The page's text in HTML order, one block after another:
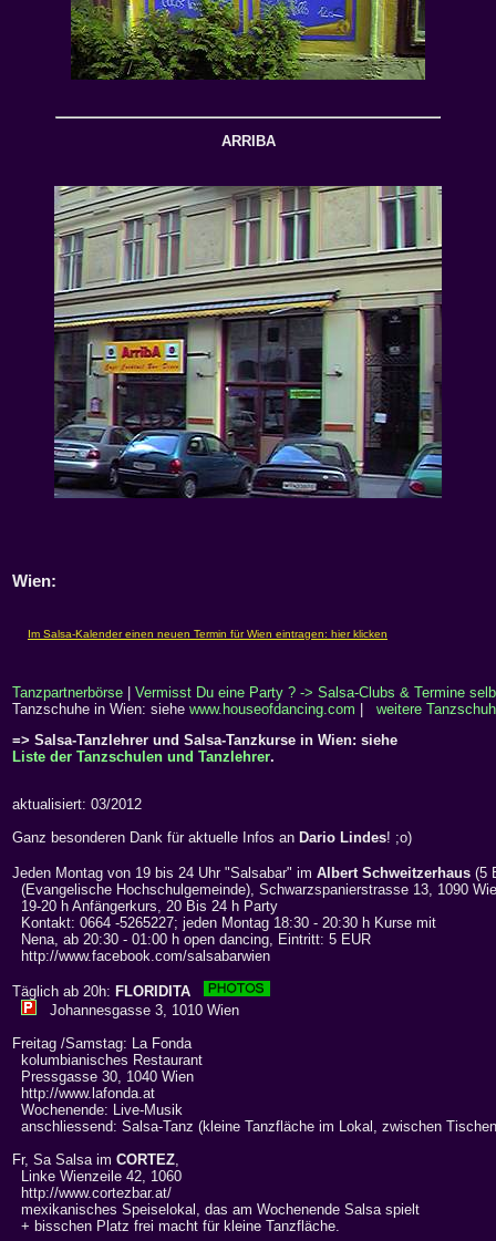
ARRIBA
Wien:
Tanzpartnerbörse
Vermisst Du eine Party ? -> Salsa-Clubs & Termine
Tanzschuhe in Wien: siehe www.houseofdancing.com
weitere
=> Salsa-Tanzlehrer und Salsa-Tanzkurse in Wien: siehe
Liste der Tanzschulen und Tanzlehrer.
aktualisiert: 03/2012
Ganz besonderen Dank für aktuelle Infos an Dario Lindes! ;o)
Jeden Montag von 19 bis 24 Uhr "Salsabar" im Albert Schweitzerhaus (5
(Evangelische Hochschulgemeinde), Schwarzspanierstrasse 13, 1090
19-20 h Anfängerkurs, 20 Bis 24 h Party
Kontakt: 0664 -5265227; jeden Montag 18:30 - 20:30 h Kurse mit
Nena, ab 20:30 - 01:00 h open dancing, Eintritt: 5 EUR
http://www.facebook.com/salsabarwien
Täglich ab 20h: FLORIDITA
Johannesgasse 3, 1010 Wien
Freitag /Samstag: La Fonda
kolumbianisches Restaurant
Pressgasse 30, 1040 Wien
http://www.lafonda.at
Wochenende: Live-Musik
anschliessend: Salsa-Tanz (kleine Tanzfläche im Lokal, zwischen
Fr, Sa Salsa im CORTEZ,
Linke Wienzeile 42, 1060
http://www.cortezbar.at/
mexikanisches Speiselokal, das am Wochenende Salsa spielt
+ bisschen Platz frei macht für kleine Tanzfläche.